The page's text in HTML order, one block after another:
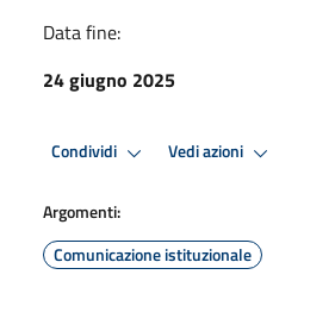
Data fine:
24 giugno 2025
Condividi Vedi azioni
Argomenti:
Comunicazione istituzionale